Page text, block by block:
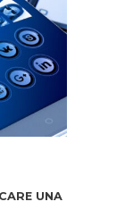
UNA